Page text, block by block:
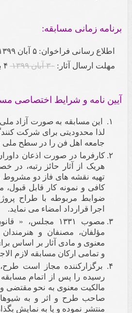
برنامه زمانی مسابقه:
اطلاع رسانی فراخوان: ۵ آبان ۱۳۹۹
مهلت ارسال آثار: ۳۰ آبان ۱۳۹۹ ۴ بهمن ۱۳۹۹
آیین نامه و شرایط اختصاصی
این مسابقه به صورت آزاد
لذا محدودیتی برای شرکت
جامعه اهل فن را در سطح ملی
کارفرما در صورت اذعان
هریک از آثار حائز رتبه، در
تهیه نقشه های فاز دو
کافی و نمونه کار قابل قبول،
ضوابط مربوطه با طراح
اجرا قرارداد امضاء می نماید.
مصوب ۱۳۳۱ مجلس،
مؤلفان، مصنفان و
معنوی و مادی آثار بر اساس
و تمامی ارکان مسابقه لازم
برگزارکننده مجاز است
رسیده را پس از اتمام
مالکیت معنوی به نحو مقتضی
صاحب طرح و اثر و به
منتشر نموده و یا به نمایش